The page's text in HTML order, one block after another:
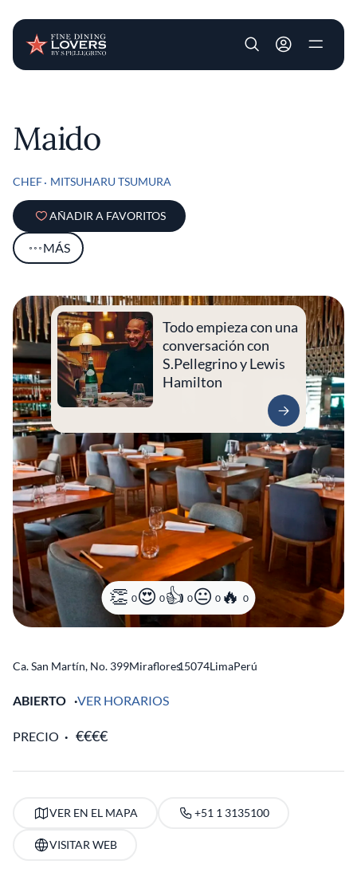
User account
Maido
CHEF MITSUHARU TSUMURA
AÑADIR A FAVORITOS
MÁS
0 0 0 0 0
Todo empieza con una
conversación con
S.Pellegrino y Lewis
Hamilton
Ca. San Martín, No. 399Miraflores15074LimaPerú
ABIERTO VER HORARIOS
PRECIO
VER EN EL MAPA +51 1 3135100
VISITAR WEB